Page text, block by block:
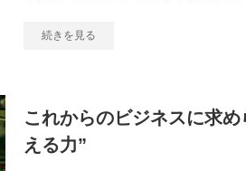
続きを見る
これからのビジネスに求
える力”